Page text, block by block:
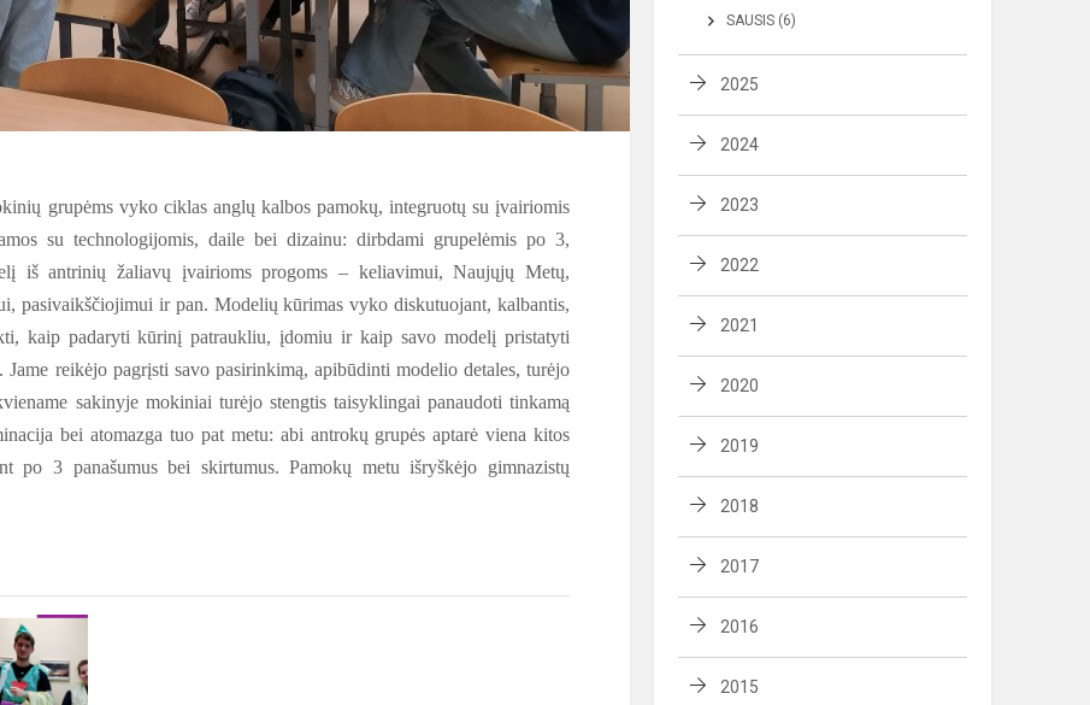
grupėms vyko ciklas anglų kalbos pamokų, integruotų su įvairiomis
su technologijomis, daile bei dizainu: dirbdami grupelėmis po 3,
iš antrinių žaliavų įvairioms progoms – keliavimui, Naujųjų Metų,
pasivaikščiojimui ir pan. Modelių kūrimas vyko diskutuojant, kalbantis,
kaip padaryti kūrinį patraukliu, įdomiu ir kaip savo modelį pristatyti
Jame reikėjo pagrįsti savo pasirinkimą, apibūdinti modelio detales, turėjo
sakinyje mokiniai turėjo stengtis taisyklingai panaudoti tinkamą
bei atomazga tuo pat metu: abi antrokų grupės aptarė viena kitos
po 3 panašumus bei skirtumus. Pamokų metu išryškėjo gimnazistų
SAUSIS (6)
2025
2024
2023
2022
2021
2020
2019
2018
2017
2016
2015